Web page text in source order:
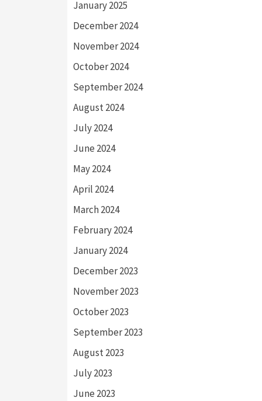
January 2025
December 2024
November 2024
October 2024
September 2024
August 2024
July 2024
June 2024
May 2024
April 2024
March 2024
February 2024
January 2024
December 2023
November 2023
October 2023
September 2023
August 2023
July 2023
June 2023